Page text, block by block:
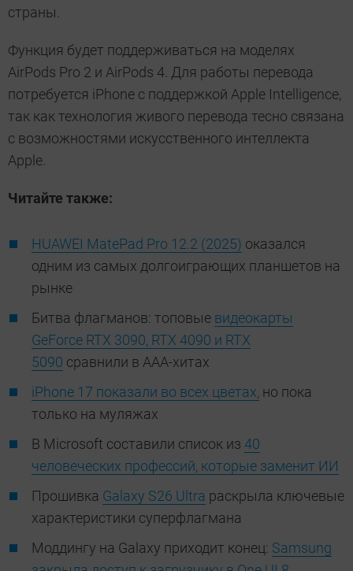
страны.
Функция будет поддерживаться на моделях
AirPods Pro 2 и AirPods 4. Для работы перевода
потребуется iPhone с поддержкой Apple Intelligence,
так как технология живого перевода тесно связана
с возможностями искусственного интеллекта
Apple.
Читайте также:
HUAWEI MatePad Pro 12.2 (2025) оказался
одним из самых долгоиграющих планшетов на
рынке
Битва флагманов: топовые видеокарты
GeForce RTX 3090, RTX 4090 и RTX
5090 сравнили в ААА-хитах
iPhone 17 показали во всех цветах, но пока
только на муляжах
В Microsoft составили список из 40
человеческих профессий, которые заменит ИИ
Прошивка Galaxy S26 Ultra раскрыла ключевые
характеристики суперфлагмана
Моддингу на Galaxy приходит конец: Samsung